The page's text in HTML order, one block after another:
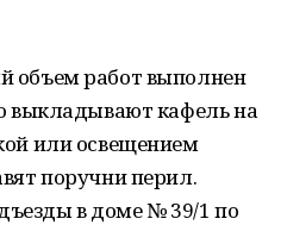
объем работ выполнен
выкладывают кафель на
или освещением
поручни перил.
в доме № 39/1 по